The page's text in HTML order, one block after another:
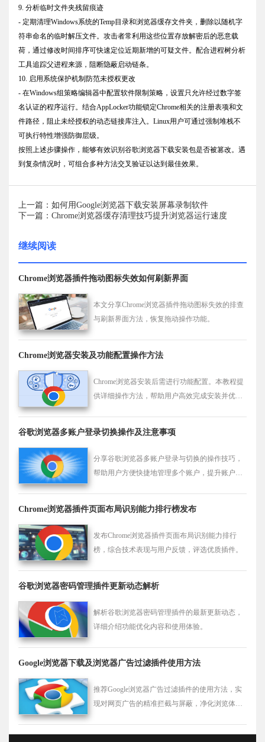
9. 分析临时文件夹残留痕迹
- 定期清理Windows系统的Temp目录和浏览器缓存文件夹，删除以随机字
符串命名的临时解压文件。攻击者常利用这些位置存放解密后的恶意载
荷，通过修改时间排序可快速定位近期新增的可疑文件。配合进程树分析
工具追踪父进程来源，阻断隐蔽启动链条。
10. 启用系统保护机制防范未授权更改
- 在Windows组策略编辑器中配置软件限制策略，设置只允许经过数字签
名认证的程序运行。结合AppLocker功能锁定Chrome相关的注册表项和文
件路径，阻止未经授权的动态链接库注入。Linux用户可通过强制堆栈不
可执行特性增强防御层级。
按照上述步骤操作，能够有效识别谷歌浏览器下载安装包是否被篡改。遇
到复杂情况时，可组合多种方法交叉验证以达到最佳效果。
上一篇：如何用Google浏览器下载安装屏幕录制软件
下一篇：Chrome浏览器缓存清理技巧提升浏览器运行速度
继续阅读
Chrome浏览器插件拖动图标失效如何刷新界面
本文分享Chrome浏览器插件拖动图标失效的排查
与刷新界面方法，恢复拖动操作功能。
Chrome浏览器安装及功能配置操作方法
Chrome浏览器安装后需进行功能配置。本教程提
供详细操作方法，帮助用户高效完成安装并优化
谷歌浏览器多账户登录切换操作及注意事项
分享谷歌浏览器多账户登录与切换的操作技巧，
帮助用户方便快捷地管理多个账户，提升账户切
Chrome浏览器插件页面布局识别能力排行榜发布
发布Chrome浏览器插件页面布局识别能力排行
榜，综合技术表现与用户反馈，评选优质插件。
谷歌浏览器密码管理插件更新动态解析
解析谷歌浏览器密码管理插件的最新更新动态，
详细介绍功能优化内容和使用体验。
Google浏览器下载及浏览器广告过滤插件使用方法
推荐Google浏览器广告过滤插件的使用方法，实
现对网页广告的精准拦截与屏蔽，净化浏览体